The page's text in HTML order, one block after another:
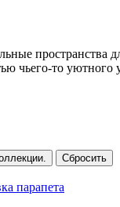
чьего-то уютного
Сбросить
парапета